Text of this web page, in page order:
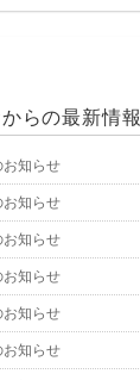
らの最新情報
お知らせ
お知らせ
お知らせ
お知らせ
お知らせ
お知らせ